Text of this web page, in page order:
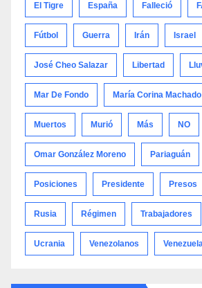
El Tigre España Falleció
Fútbol Guerra Irán Israel
José Cheo Salazar Libertad
Mar De Fondo María Corina Machado
Muertos Murió Más NO
Omar González Moreno Pariaguán
Posiciones Presidente Presos
Rusia Régimen Trabajadores
Ucrania Venezolanos